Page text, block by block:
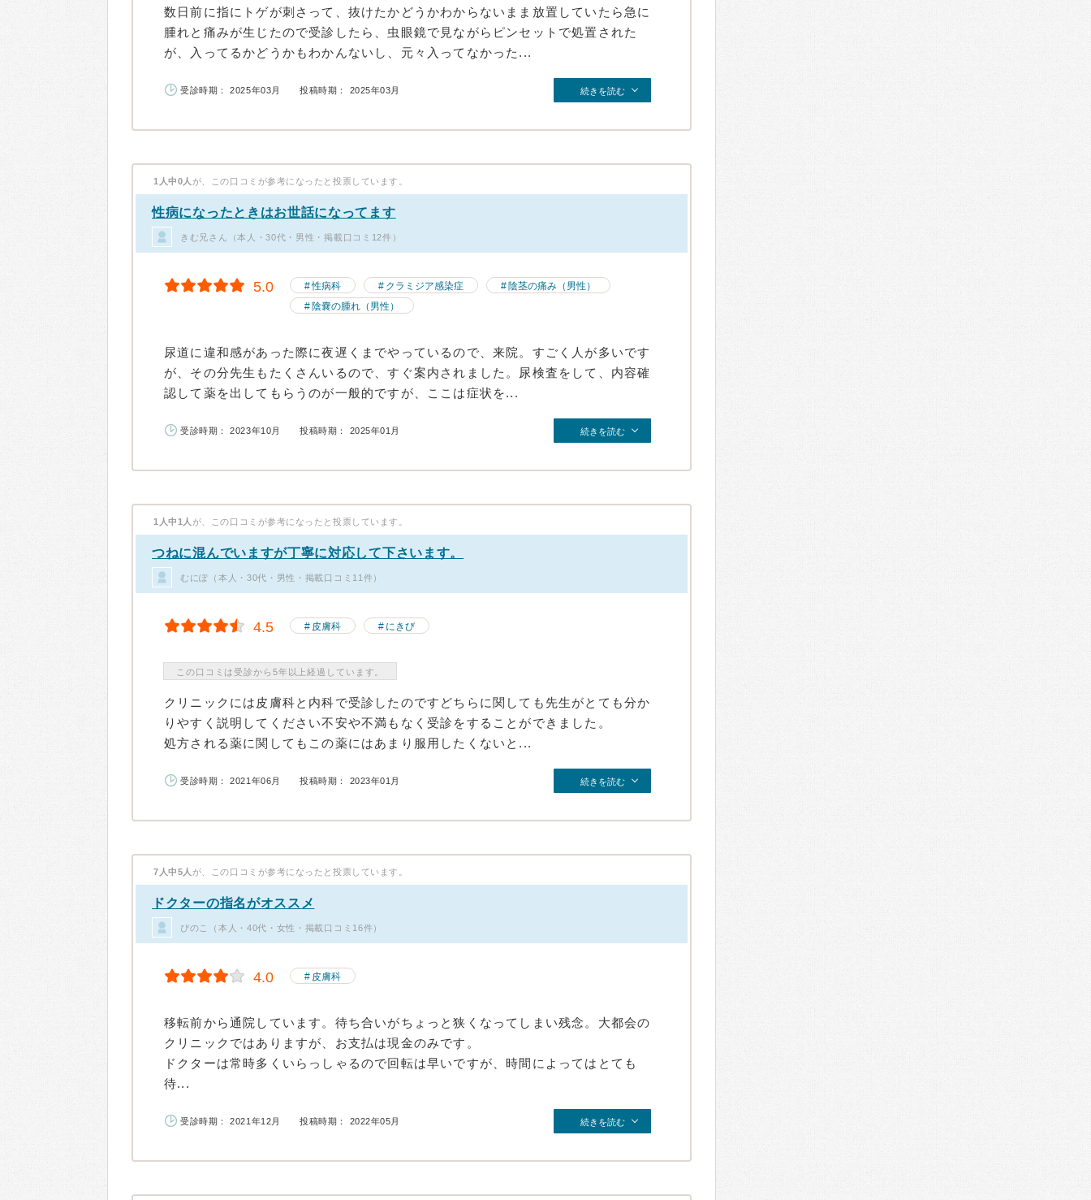
数日前に指にトゲが刺さって、抜けたかどうかわからないまま放置していたら急に
腫れと痛みが生じたので受診したら、虫眼鏡で見ながらピンセットで処置された
が、入ってるかどうかもわかんないし、元々入ってなかった...
受診時期： 2025年03月 投稿時期： 2025年03月 続きを読む
1人中0人 が、この口コミが参考になったと投票しています。
性病になったときはお世話になってます
きむ兄さん（本人・30代・男性・掲載口コミ12件）
5.0 性病科 クラミジア感染症
陰茎の痛み（男性）
陰嚢の腫れ（男性）
尿道に違和感があった際に夜遅くまでやっているので、来院。すごく人が多いです
が、その分先生もたくさんいるので、すぐ案内されました。尿検査をして、内容確
認して薬を出してもらうのが一般的ですが、ここは症状を...
受診時期： 2023年10月 投稿時期： 2025年01月 続きを読む
1人中1人 が、この口コミが参考になったと投票しています。
つねに混んでいますが丁寧に対応して下さいます。
むにぽ（本人・30代・男性・掲載口コミ11件）
4.5 皮膚科 にきび
この口コミは受診から5年以上経過しています。
クリニックには皮膚科と内科で受診したのですどちらに関しても先生がとても分か
りやすく説明してください不安や不満もなく受診をすることができました。
処方される薬に関してもこの薬にはあまり服用したくないと...
受診時期： 2021年06月 投稿時期： 2023年01月 続きを読む
7人中5人 が、この口コミが参考になったと投票しています。
ドクターの指名がオススメ
ぴのこ（本人・40代・女性・掲載口コミ16件）
4.0 皮膚科
移転前から通院しています。待ち合いがちょっと狭くなってしまい残念。大都会の
クリニックではありますが、お支払は現金のみです。
ドクターは常時多くいらっしゃるので回転は早いですが、時間によってはとても
待...
受診時期： 2021年12月 投稿時期： 2022年05月 続きを読む